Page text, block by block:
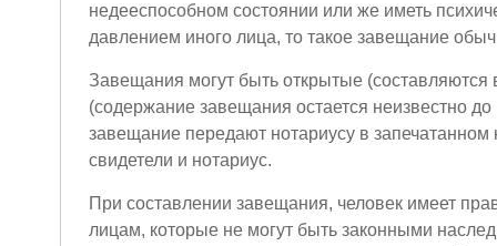
недееспособном состоянии или же иметь
давлением иного лица, то такое завещание
Завещания могут быть открытые (составляются
(содержание завещания остается неизвестно
завещание передают нотариусу в
свидетели и нотариус.
При составлении завещания, человек имеет
лицам, которые не могут быть законными